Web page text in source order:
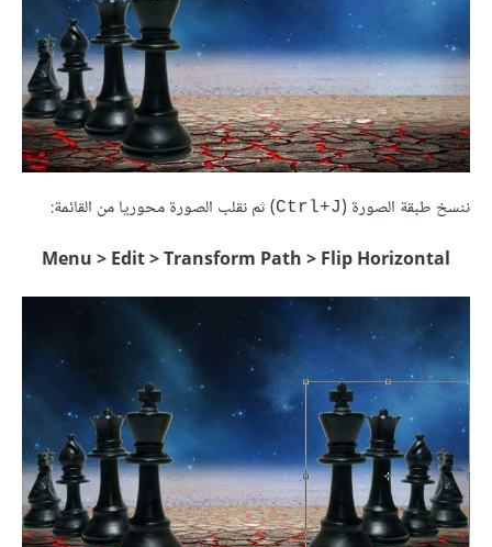
ننسخ طبقة الصورة (Ctrl+J) ثم نقلب الصورة محوريا من القائمة:
Menu > Edit > Transform Path > Flip Horizontal